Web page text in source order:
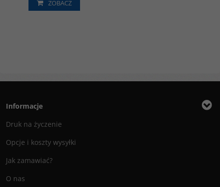
ZOBACZ
Informacje
Druk na życzenie
Opcje i koszty wysyłki
Jak zamawiać?
O nas